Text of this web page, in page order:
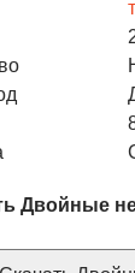
Двойные